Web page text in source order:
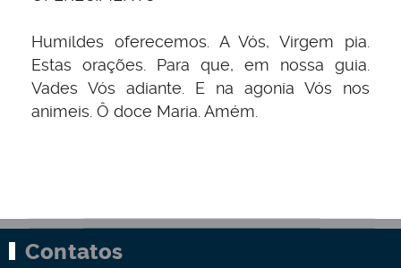
Humildes oferecemos. A Vós, Virgem pia.
Estas orações. Para que, em nossa guia.
Vades Vós adiante. E na agonia Vós nos
animeis. Ô doce Maria. Amém.
Contatos